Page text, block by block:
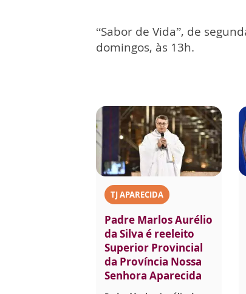
“Sabor de Vida”, de
domingos, às 13h.
TJ APARECIDA
Padre Marlos Aurélio
da Silva é reeleito
Superior Provincial
da Província Nossa
Senhora Aparecida